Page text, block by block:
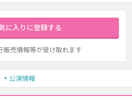
に入りに登録する
販売情報等が受け取れます
公演情報